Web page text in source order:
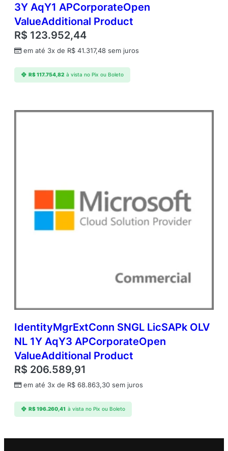
3Y AqY1 APCorporateOpen
ValueAdditional Product
R$ 123.952,44
em até 3x de R$ 41.317,48 sem juros
R$117.754,82 à vista no Pix ou Boleto
IdentityMgrExtConn SNGL LicSAPk OLV
NL 1Y AqY3 APCorporateOpen
ValueAdditional Product
R$ 206.589,91
em até 3x de R$ 68.863,30 sem juros
R$196.260,41 à vista no Pix ou Boleto